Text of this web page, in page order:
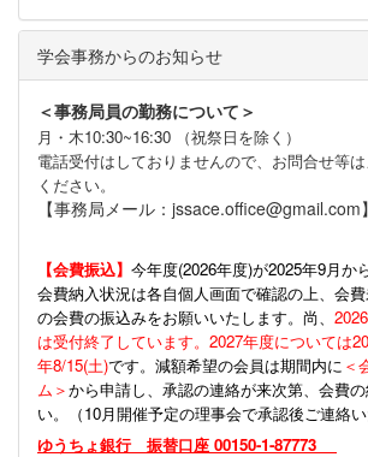
学会事務からのお知らせ
＜事務局員の勤務について＞
月・木10:30~16:30 （祝祭日を除く）
電話受付はしておりませんので、お問合せ等
ください。
【事務局メール：jssace.office@gmail.com
【会費振込】 今年度(2026年度)が2025年9月か
会費納入状況は各自個人画面で確認の上、会
の会費の振込みをお願いいたします。尚、
は受付終了しています。2027年度については
年8/15(土)です。減額希望の会員は期間内に ＜
ム＞から申請し、承認の連絡が来次第、会費
い。（10月開催予定の理事会で承認後ご連絡い
ゆうちょ銀行 振替口座 00150-1-87773